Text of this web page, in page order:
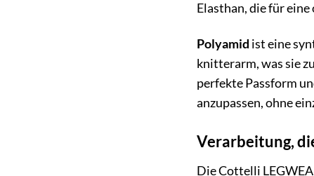
Elasthan, die für
Polyamid ist eine
knitterarm, was sie
perfekte Passform
anzupassen, ohne
Verarbeitung,
Die Cottelli